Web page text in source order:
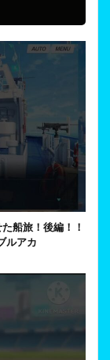
船旅！後編！！
ルアカ